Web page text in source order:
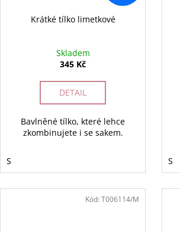
Krátké tílko limetkové
Skladem
345 Kč
DETAIL
Bavlněné tílko, které lehce
zkombinujete i se sakem.
S S
Kód:T006114/M